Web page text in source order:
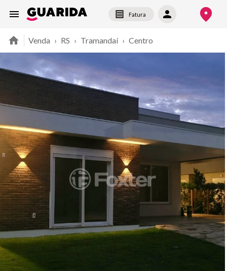
Fatura
Venda › RS › Tramandaí › Centro